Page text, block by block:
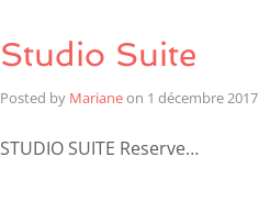
Studio Suite
Posted by Marianeon 1 décembre 2017
STUDIO SUITE Reserve…